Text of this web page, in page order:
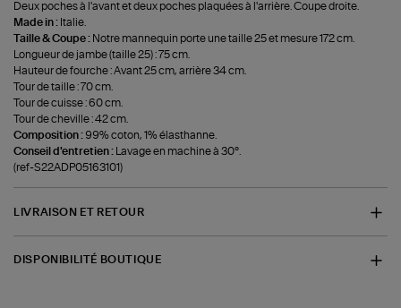
Deux poches à l'avant et deux poches plaquées à l'arrière. Coupe droite.
Made in : Italie.
Taille & Coupe : Notre mannequin porte une taille 25 et mesure 172 cm.
Longueur de jambe (taille 25) : 75 cm.
Hauteur de fourche : Avant 25 cm, arrière 34 cm.
Tour de taille : 70 cm.
Tour de cuisse : 60 cm.
Tour de cheville : 42 cm.
Composition : 99% coton, 1% élasthanne.
Conseil d'entretien :
Lavage en machine à 30°.
(ref-S22ADP05163101)
LIVRAISON ET RETOUR
DISPONIBILITÉ BOUTIQUE